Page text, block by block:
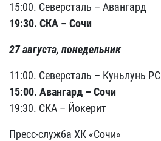
15:00. Северсталь – Авангард
19:30. СКА – Сочи
27 августа, понедельник
11:00. Северсталь – Куньлунь РС
15:00. Авангард – Сочи
19:30. СКА – Йокерит
Пресс-служба ХК «Сочи»